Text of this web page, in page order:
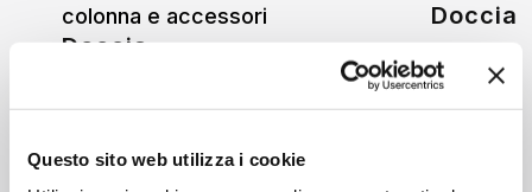
Questo sito web utilizza i cookie
colonna e accessori
Doccia
Doccia